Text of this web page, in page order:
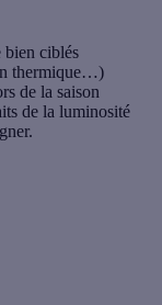
bien ciblés
thermique…)
de la saison
de la luminosité